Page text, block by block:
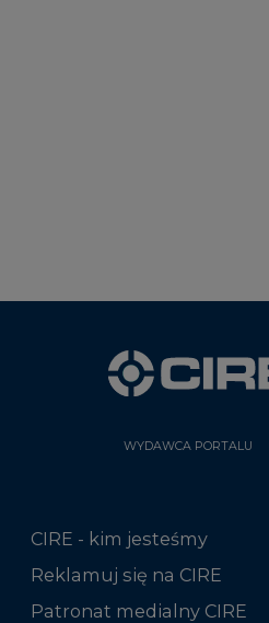
WYDAWCA PORTALU
CIRE - kim jesteśmy
Reklamuj się na CIRE
Patronat medialny CIRE